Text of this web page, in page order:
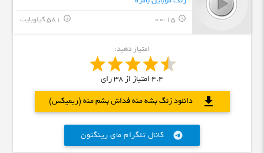
query_builder
00:15 581 کیلوبایت info_outline
امتیاز دهید:
4.4 امتیاز از38رای
دانلود زنگ بشه منه فداش بشم منه (ریمیکس)
download
کانال تلگرام مای رینگتون telegram